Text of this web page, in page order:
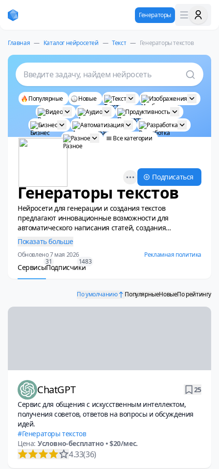
Генераторы
Главная — Каталог нейросетей — Текст — Генераторы текстов
Введите задачу, найдем нейросеть
Популярные Новые Текст
Изображения
Видео
Аудио
Продуктивность
Бизнес
Автоматизация
Разработка
Разное
Все категории
Open options
Подписаться
Генераторы текстов
Нейросети для генерации и создания текстов
предлагают инновационные возможности для
автоматического написания статей, создания
рекламных слоганов, генерации художественных
произведений и автоматического перевода текстов. Эти
сервисы помогают пользователям значительно
сократить время на написание контента, обеспечивая
высокое качество и оригинальность текстов. Благодаря
адаптироваться к стилю и тону, что позволяет получать
уникальные тексты, соответствующие требованиям
Показать больше
Обновлено 7 мая 2026 Рекламная политика
Сервисы
31
Подписчики
1483
По умолчанию ПопулярныеНовыеПо рейтингу
ChatGPT
25
Сервис для общения с искусственным интеллектом,
получения советов, ответов на вопросы и обсуждения
идей.
Генераторы текстов
Цена: Условно-бесплатно • $20/мес.
4.33(36)